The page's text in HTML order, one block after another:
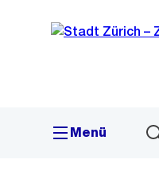
Navigation
Sprunglink
Menü